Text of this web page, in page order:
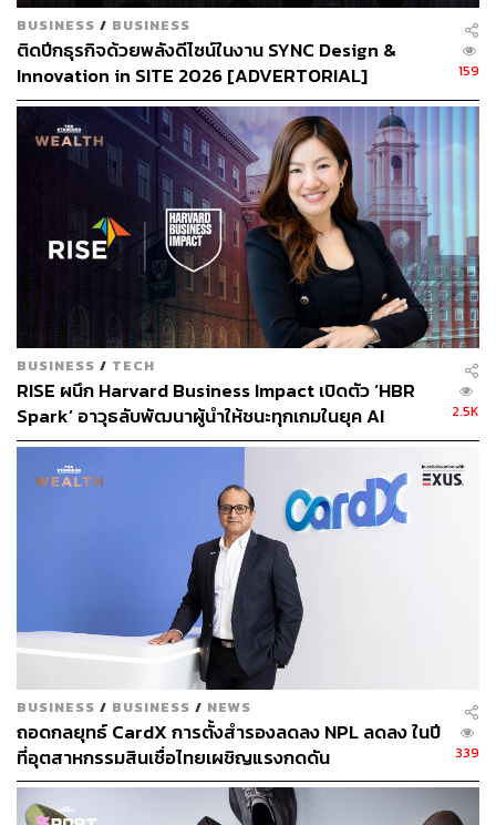
TAGS: เทคโนโลยี ร่างกาย
ระบบชำระเงินออนไลน์
ผิวหนัง
447
ABOUT THE AUTHOR
Content Creator ประจำกองบรรณาธิการ
THE STANDARD WEALTH ผู้เสพติดโลก
ธุรกิจ การตลาด เทคโนโลยี และชอบสำรวจ
โลกออฟไลน์และออนไลน์มาถอดรหัสความ
เคลื่อนไหวให้เป็นเรื่องเข้าใจง่าย สนุก และได้
ไอเดียใหม่ๆ
BUSINESS / BUSINESS
ติดปีกธุรกิจด้วยพลังดีไซน์ในงาน SYNC Design &
Innovation in SITE 2026 [ADVERTORIAL]
159
BUSINESS / TECH
RISE ผนึก Harvard Business Impact เปิดตัว ‘HBR
Spark’ อาวุธลับพัฒนาผู้นำให้ชนะทุกเกมในยุค AI
[Advertorial]
2.5K
BUSINESS / BUSINESS / NEWS
ถอดกลยุทธ์ CardX การตั้งสำรองลดลง NPL ลดลง ในปี
ที่อุตสาหกรรมสินเชื่อไทยเผชิญแรงกดดัน
339